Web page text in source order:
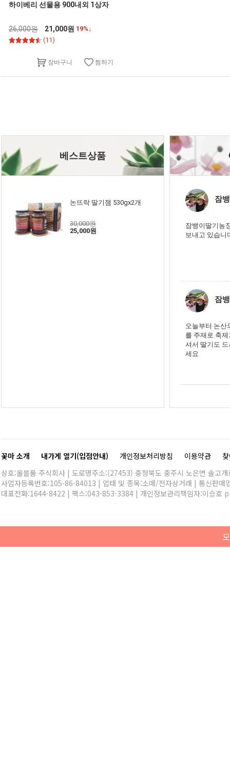
하이베리 선물용 900내외 1상자
26,000원 21,000원 19%↓
(11)
찜하기
장바구니
베스트상품
논뜨락 딸기잼 530gx2개
30,000원
25,000원
잠
잠뱅이딸기농
보내고 있습니
잠
오늘부터 논산
를 주재로 축
셔서 딸기도
세요
꽃마 소개 내가게 열기(입점안내) 개인정보처리방침 이용약관
상호:올블룸 주식회사 | 도로명주소:(27453) 충청북도 충주시 노은면 솔고
사업자등록번호:105-86-84013 | 업태 및 종목:소매/전자상거래 | 통신판매
대표전화:1644-8422 | 팩스:043-853-3384 | 개인정보관리책임자:이승호